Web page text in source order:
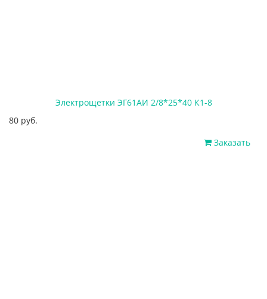
Электрощетки ЭГ61АИ 2/8*25*40 К1-8
80 руб.
Заказать